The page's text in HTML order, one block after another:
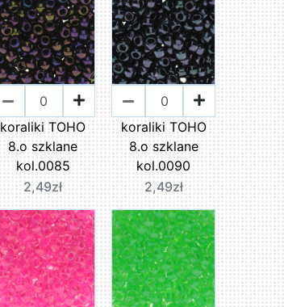
koraliki TOHO
8.o szklane
kol.0085
2,49zł
koraliki TOHO
8.o szklane
kol.0090
2,49zł